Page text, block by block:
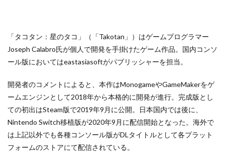
「タコタン：星のタコ」（「Takotan」）はゲームプログラマー
Joseph Calabro氏が個人で開発を手掛けたゲーム作品。国内コンソ
ール版においてはeastasiasoftがパブリッシャーを担当。
開発者のコメントによると、本作はMonogameやGameMakerをゲ
ームエンジンとして2018年から本格的に開発が進行。完成版とし
ての初出はSteam版で2019年9月に公開。日本国内では後に、
Nintendo Switch移植版が2020年9月に配信開始となった。海外で
は上記以外でも各種コンソール版がDLタイトルとして各プラット
フォームのストアにて配信されている。